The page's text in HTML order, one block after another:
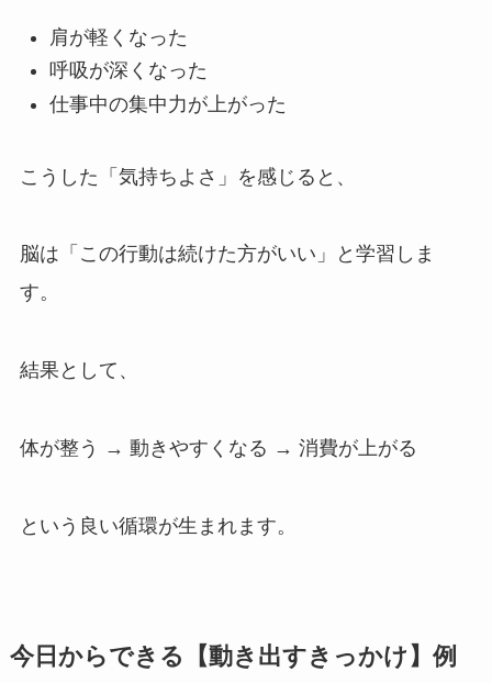
肩が軽くなった
呼吸が深くなった
仕事中の集中力が上がった
こうした「気持ちよさ」を感じると、
脳は「この行動は続けた方がいい」と学習しま
す。
結果として、
体が整う → 動きやすくなる → 消費が上がる
という良い循環が生まれます。
今日からできる【動き出すきっかけ】例